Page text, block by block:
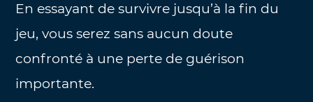
En essayant de survivre jusqu’à la fin du
jeu, vous serez sans aucun doute
confronté à une perte de guérison
importante.